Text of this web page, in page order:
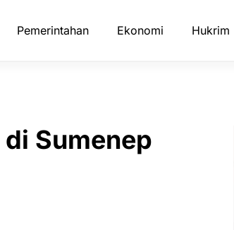
Pemerintahan Ekonomi Hukrim
Sumenep